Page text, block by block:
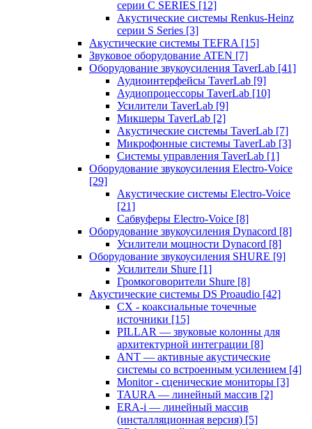
серии C SERIES [12]
Акустические системы Renkus-Heinz
серии S Series [3]
Акустические системы TEFRA [15]
Звуковое оборудование ATEN [7]
Оборудование звукоусиления TaverLab [41]
Аудиоинтерфейсы TaverLab [9]
Аудиопроцессоры TaverLab [10]
Усилители TaverLab [9]
Микшеры TaverLab [2]
Акустические системы TaverLab [7]
Микрофонные системы TaverLab [3]
Системы управления TaverLab [1]
Оборудование звукоусиления Electro-Voice
[29]
Акустические системы Electro-Voice
[21]
Сабвуферы Electro-Voice [8]
Оборудование звукоусиления Dynacord [8]
Усилители мощности Dynacord [8]
Оборудование звукоусиления SHURE [9]
Усилители Shure [1]
Громкоговорители Shure [8]
Акустические системы DS Proaudio [42]
CX - коаксиальные точечные
источники [15]
PILLAR — звуковые колонны для
архитектурной интеграции [8]
ANT — активные акустические
системы со встроенным усилением [4]
Monitor - сценические мониторы [3]
TAURA — линейный массив [2]
ERA-i — линейный массив
(инсталляционная версия) [5]